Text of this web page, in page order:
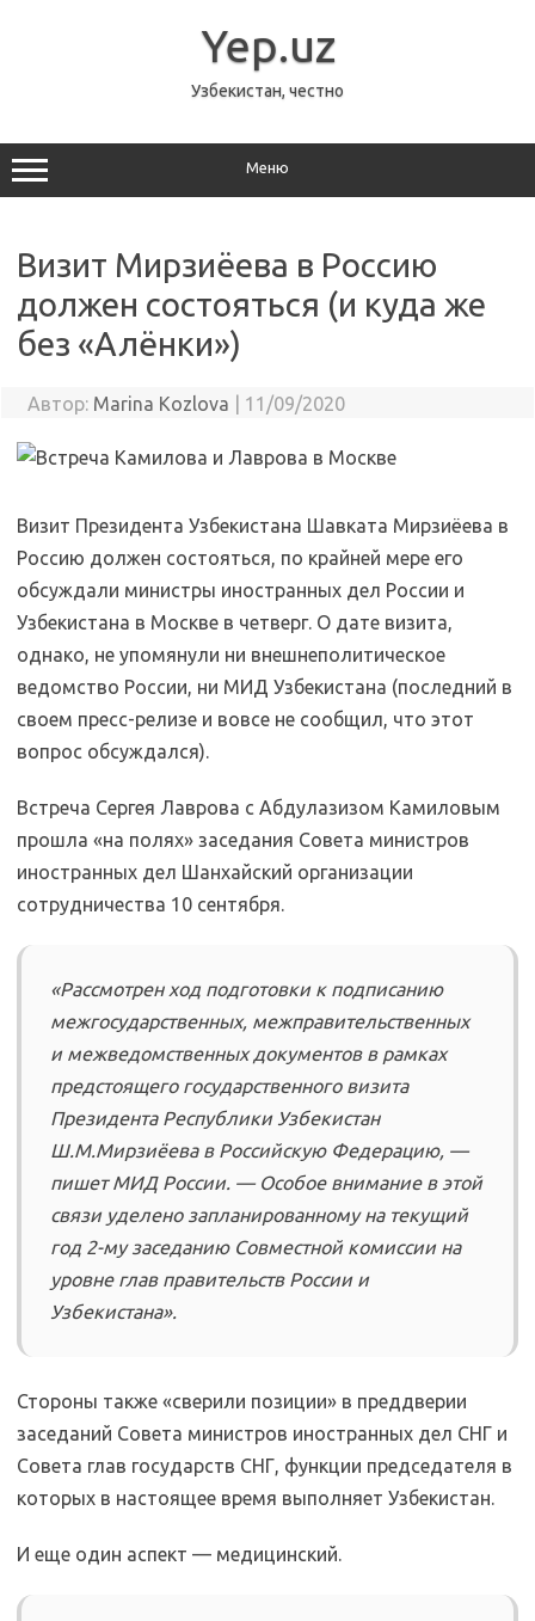
Yep.uz
Узбекистан, честно
Меню
Визит Мирзиёева в Россию
должен состояться (и куда же
без «Алёнки»)
Автор: Marina Kozlova 11/09/2020
Визит Президента Узбекистана Шавката Мирзиёева в
Россию должен состояться, по крайней мере его
обсуждали министры иностранных дел России и
Узбекистана в Москве в четверг. О дате визита,
однако, не упомянули ни внешнеполитическое
ведомство России, ни МИД Узбекистана (последний в
своем пресс-релизе и вовсе не сообщил, что этот
вопрос обсуждался).
Встреча Сергея Лаврова с Абдулазизом Камиловым
прошла «на полях» заседания Совета министров
иностранных дел Шанхайский организации
сотрудничества 10 сентября.
«Рассмотрен ход подготовки к подписанию
межгосударственных, межправительственных
и межведомственных документов в рамках
предстоящего государственного визита
Президента Республики Узбекистан
Ш.М.Мирзиёева в Российскую Федерацию, —
пишет МИД России. — Особое внимание в этой
связи уделено запланированному на текущий
год 2-му заседанию Совместной комиссии на
уровне глав правительств России и
Узбекистана».
Стороны также «сверили позиции» в преддверии
заседаний Совета министров иностранных дел СНГ и
Совета глав государств СНГ, функции председателя в
которых в настоящее время выполняет Узбекистан.
И еще один аспект — медицинский.